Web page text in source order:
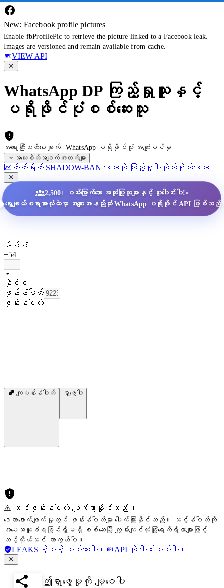
New: Facebook profile pictures
Enable fbProfilePic to retrieve the picture linked to a Facebook leak.
Images are versioned and remain available from cache.
VIEW API
WhatsApp DP ကြည့်ရှုသူနှင့်
ပရိုဖိုင်ပုံစစ်ဆေးသူ
အရေးကြီးသတိပေးချက်- WhatsApp ပရိုဖိုင်ပုံ အကျုံးဝင်မှု
အသေးစိတ်အချက်အလက်များ
တိုက်ရိုက် SHADOW-BAN ဒေတာကို ကြည့်ရှုပါ တိုက်ရိုက်ဒေတာ
2,500+ ဝမ်းမြောက်သော အသုံးပြုသူများနှင့် ပူးပေါင်းပါ!•
ရွေးချယ်စရာအားလုံးထဲမှာ အစျေးအနည်းဆုံး WhatsApp ပရိုဖိုင် API ဖြစ်သ
နိုင်ငံ
+54
နိုင်ငံ
ဖုန်းနံပါတ်
ဖုန်းနံပါတ်
ကျပန်းနံပါတ် ရှာဖွေပါ
⚠️ သင့်ဖုန်းနံပါတ် ပျက်သွားနိုင်သည်။
ဒေတာဖောက်ဖျက်မှုတွင် ဖုန်းနံပါတ်များ ပေါက်ကြားနိုင်သည်။ သင့်နံပါတ်ကို
အပေးအယူခံရခြင်းရှိမရှိ စစ်ဆေးပြီး ကျွမ်းကျင်လုံခြုံရေးကိရိယာများဖြင့်
သင့်ကိုယ်သင် ကာကွယ်ပါ။
LEAKS ရှိမရှိ စစ်ဆေးပါ။ API ကို ပေါင်းစပ်ပါ။
ဤရှာဖွေမှုကို မျှဝေပါ